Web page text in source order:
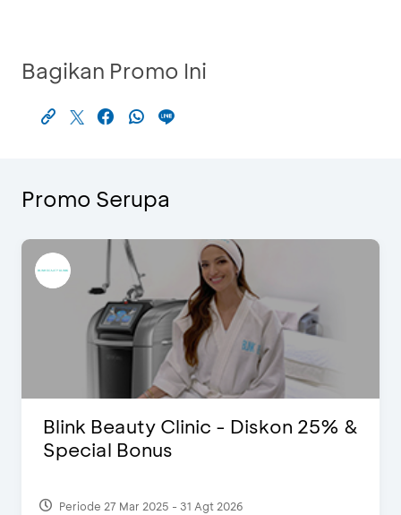
Bagikan Promo Ini
Promo Serupa
Blink Beauty Clinic - Diskon 25% &
Special Bonus
Periode 27 Mar 2025 - 31 Agt 2026